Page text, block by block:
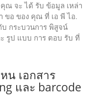
ณ จะ ได้ รับ ข้อมูล เหล่า
ขอ ของ คุณ ที่ เอ พี ไอ.
บ กระบวนการ พิสูจน์
รูป แบบ การ ตอบ รับ ที่
น เอกสาร
และ barcode